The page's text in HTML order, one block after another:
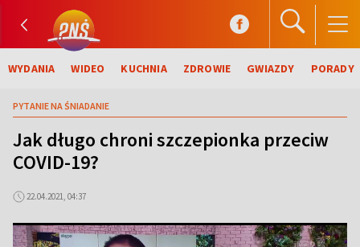
WYDANIA WIDEO KUCHNIA ZDROWIE GWIAZDY PORADY
PYTANIE NA ŚNIADANIE
Jak długo chroni szczepionka przeciw
COVID-19?
22.04.2021, 04:37